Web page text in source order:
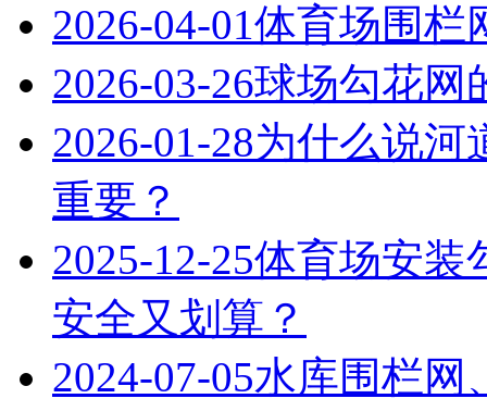
2026-04-01体育场围栏
2026-03-26球场勾花网
2026-01-28为什么说河
重要？
2025-12-25体育场安装
安全又划算？
2024-07-05水库围栏网